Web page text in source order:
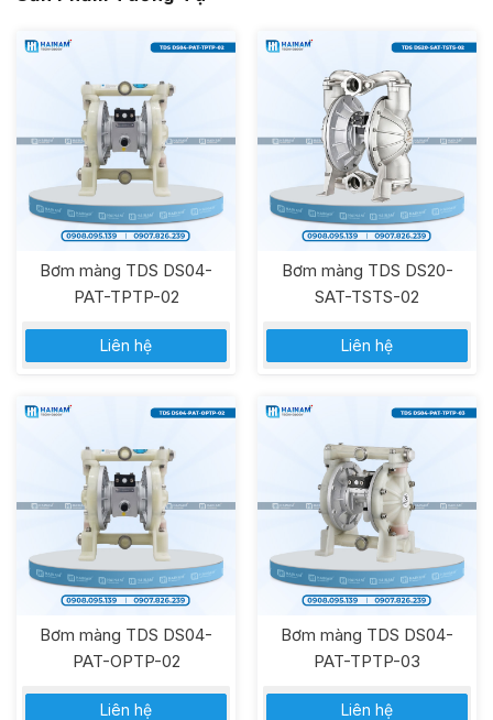
Bơm màng TDS DS04-
PAT-TPTP-02
Liên hệ
Bơm màng TDS DS20-
SAT-TSTS-02
Liên hệ
Bơm màng TDS DS04-
PAT-OPTP-02
Liên hệ
Bơm màng TDS DS04-
PAT-TPTP-03
Liên hệ